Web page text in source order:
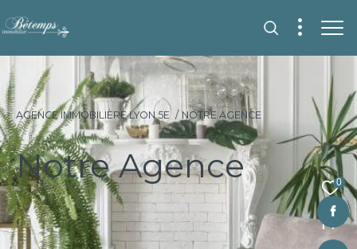
Fr
0
AGENCE IMMOBILIÈRE LYON 5E NOTRE AGENCE
Notre Agence